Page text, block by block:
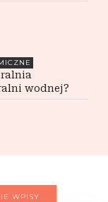
wodnej?
WPISY